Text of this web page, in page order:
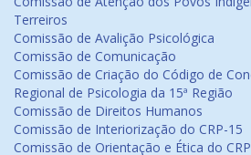
Terreiros
Comissão de Avalição Psicológica
Comissão de Comunicação
Comissão de Criação do Código de
Regional de Psicologia da 15ª Região
Comissão de Direitos Humanos
Comissão de Interiorização do CRP-15
Comissão de Orientação e Ética do